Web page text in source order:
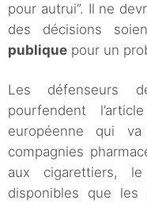
pour autrui”. Il ne
des décisions
publique pour un
Les défenseurs
pourfendent
européenne qui
compagnies
aux cigarettiers,
disponibles que les